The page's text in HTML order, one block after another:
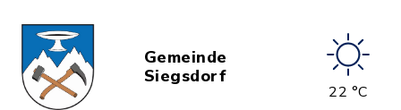
Gemeinde
Siegsdorf
22 °C